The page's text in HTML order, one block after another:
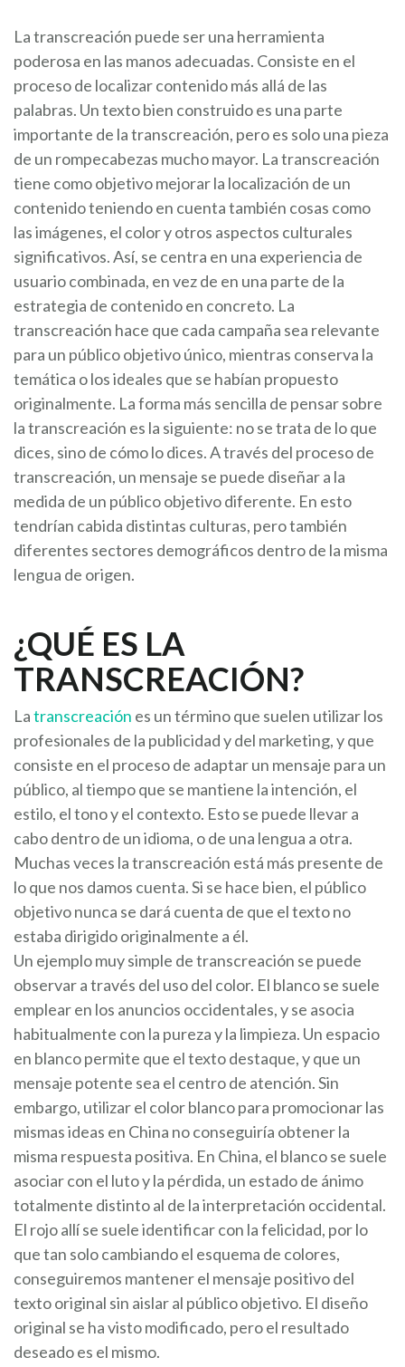
La transcreación puede ser una herramienta
poderosa en las manos adecuadas. Consiste en el
proceso de localizar contenido más allá de las
palabras. Un texto bien construido es una parte
importante de la transcreación, pero es solo una pieza
de un rompecabezas mucho mayor. La transcreación
tiene como objetivo mejorar la localización de un
contenido teniendo en cuenta también cosas como
las imágenes, el color y otros aspectos culturales
significativos. Así, se centra en una experiencia de
usuario combinada, en vez de en una parte de la
estrategia de contenido en concreto. La
transcreación hace que cada campaña sea relevante
para un público objetivo único, mientras conserva la
temática o los ideales que se habían propuesto
originalmente. La forma más sencilla de pensar sobre
la transcreación es la siguiente: no se trata de lo que
dices, sino de cómo lo dices. A través del proceso de
transcreación, un mensaje se puede diseñar a la
medida de un público objetivo diferente. En esto
tendrían cabida distintas culturas, pero también
diferentes sectores demográficos dentro de la misma
lengua de origen.
¿QUÉ ES LA
TRANSCREACIÓN?
Latranscreación es un término que suelen utilizar los
profesionales de la publicidad y del marketing, y que
consiste en el proceso de adaptar un mensaje para un
público, al tiempo que se mantiene la intención, el
estilo, el tono y el contexto. Esto se puede llevar a
cabo dentro de un idioma, o de una lengua a otra.
Muchas veces la transcreación está más presente de
lo que nos damos cuenta. Si se hace bien, el público
objetivo nunca se dará cuenta de que el texto no
estaba dirigido originalmente a él.
Un ejemplo muy simple de transcreación se puede
observar a través del uso del color. El blanco se suele
emplear en los anuncios occidentales, y se asocia
habitualmente con la pureza y la limpieza. Un espacio
en blanco permite que el texto destaque, y que un
mensaje potente sea el centro de atención. Sin
embargo, utilizar el color blanco para promocionar las
mismas ideas en China no conseguiría obtener la
misma respuesta positiva. En China, el blanco se suele
asociar con el luto y la pérdida, un estado de ánimo
totalmente distinto al de la interpretación occidental.
El rojo allí se suele identificar con la felicidad, por lo
que tan solo cambiando el esquema de colores,
conseguiremos mantener el mensaje positivo del
texto original sin aislar al público objetivo. El diseño
original se ha visto modificado, pero el resultado
deseado es el mismo.